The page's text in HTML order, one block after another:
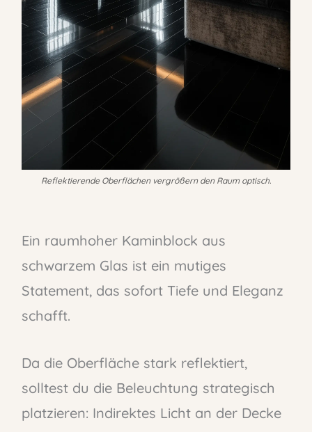
Reflektierende Oberflächen vergrößern den Raum optisch.
Ein raumhoher Kaminblock aus
schwarzem Glas ist ein mutiges
Statement, das sofort Tiefe und Eleganz
schafft.
Da die Oberfläche stark reflektiert,
solltest du die Beleuchtung strategisch
platzieren: Indirektes Licht an der Decke